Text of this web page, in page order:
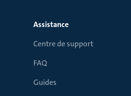
Assistance
Centre de support
FAQ
Guides